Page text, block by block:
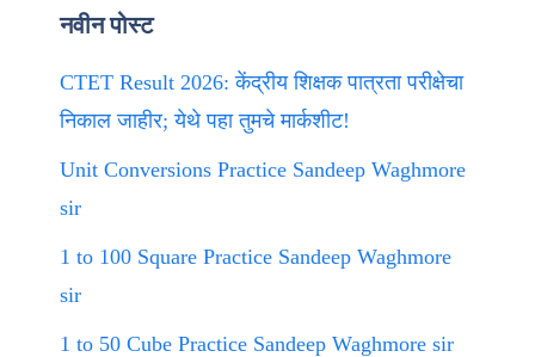
नवीन पोस्ट
CTET Result 2026: केंद्रीय शिक्षक पात्रता परीक्षेचा
निकाल जाहीर; येथे पहा तुमचे मार्कशीट!
Unit Conversions Practice Sandeep Waghmore
sir
1 to 100 Square Practice Sandeep Waghmore
sir
1 to 50 Cube Practice Sandeep Waghmore sir